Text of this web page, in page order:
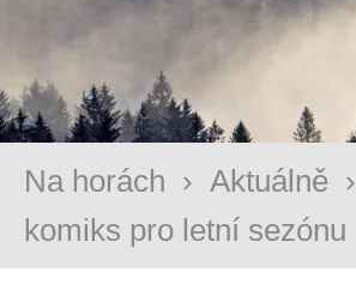
Na horách › Aktuálně ›
komiks pro letní sezónu